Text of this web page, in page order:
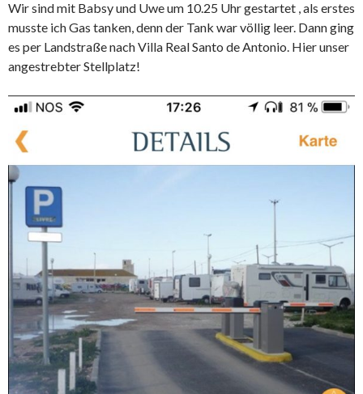
Wir sind mit Babsy und Uwe um 10.25 Uhr gestartet , als erstes
musste ich Gas tanken, denn der Tank war völlig leer. Dann ging
es per Landstraße nach Villa Real Santo de Antonio. Hier unser
angestrebter Stellplatz!